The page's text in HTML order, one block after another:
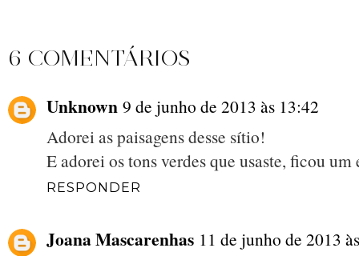
6 COMENTÁRIOS
Unknown 9 de junho de 2013 às 13:42
Adorei as paisagens desse sítio!
E adorei os tons verdes que usaste, ficou
RESPONDER
Joana Mascarenhas 11 de junho de 2013